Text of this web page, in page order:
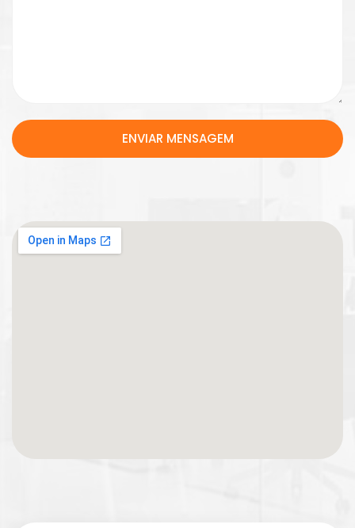
ENVIAR MENSAGEM